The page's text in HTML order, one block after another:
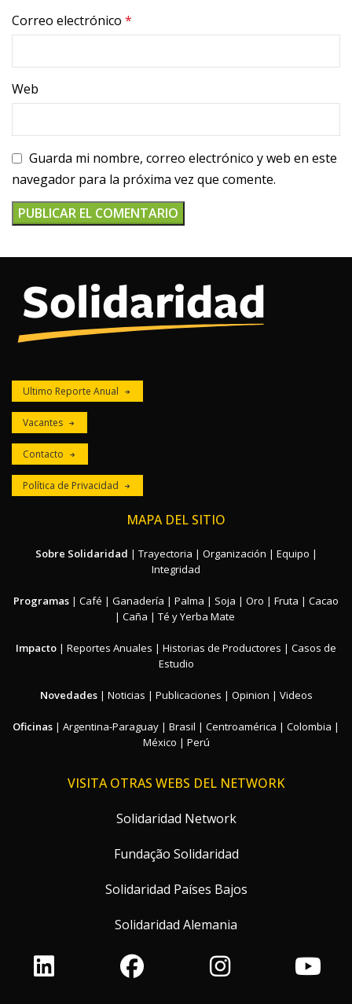
Correo electrónico *
Web
Guarda mi nombre, correo electrónico y web en este
navegador para la próxima vez que comente.
Ultimo Reporte Anual
Vacantes
Contacto
Política de Privacidad
MAPA DEL SITIO
Sobre Solidaridad | Trayectoria | Organización | Equipo |
Integridad
Programas | Café | Ganadería | Palma | Soja | Oro | Fruta | Cacao
| Caña | Té y Yerba Mate
Impacto | Reportes Anuales | Historias de Productores | Casos de
Estudio
Novedades| Noticias | Publicaciones | Opinion | Videos
Oficinas | Argentina-Paraguay | Brasil | Centroamérica | Colombia |
México | Perú
VISITA OTRAS WEBS DEL NETWORK
Solidaridad Network
Fundação Solidaridad
Solidaridad Países Bajos
Solidaridad Alemania